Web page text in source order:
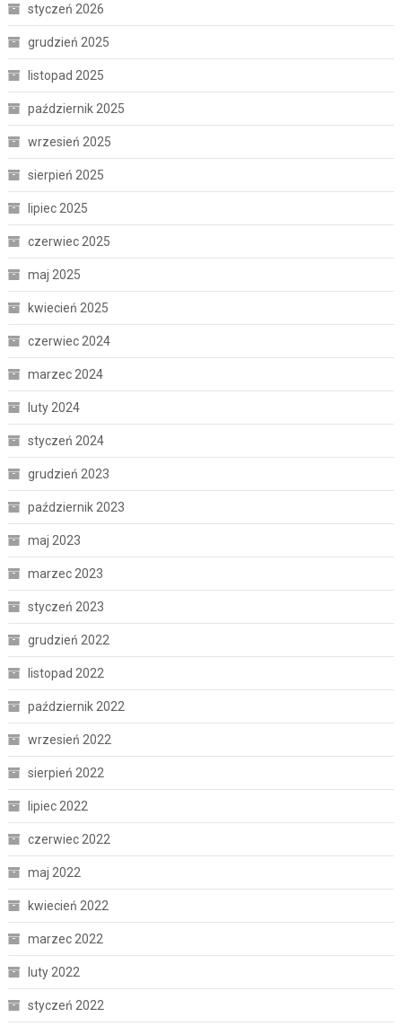
styczeń 2026
grudzień 2025
listopad 2025
październik 2025
wrzesień 2025
sierpień 2025
lipiec 2025
czerwiec 2025
maj 2025
kwiecień 2025
czerwiec 2024
marzec 2024
luty 2024
styczeń 2024
grudzień 2023
październik 2023
maj 2023
marzec 2023
styczeń 2023
grudzień 2022
listopad 2022
październik 2022
wrzesień 2022
sierpień 2022
lipiec 2022
czerwiec 2022
maj 2022
kwiecień 2022
marzec 2022
luty 2022
styczeń 2022